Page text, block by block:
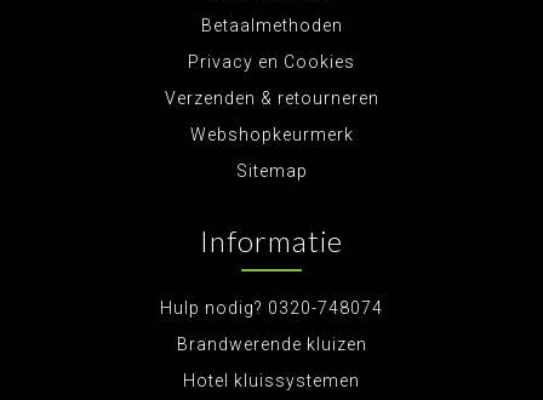
Betaalmethoden
Privacy en Cookies
Verzenden & retourneren
Webshopkeurmerk
Sitemap
Informatie
Hulp nodig? 0320-748074
Brandwerende kluizen
Hotel kluissystemen